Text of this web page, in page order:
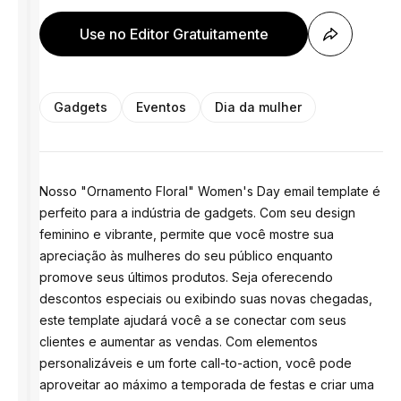
Use no Editor Gratuitamente
Gadgets Eventos Dia da mulher
Nosso "Ornamento Floral" Women's Day email template é
perfeito para a indústria de gadgets. Com seu design
feminino e vibrante, permite que você mostre sua
apreciação às mulheres do seu público enquanto
promove seus últimos produtos. Seja oferecendo
descontos especiais ou exibindo suas novas chegadas,
este template ajudará você a se conectar com seus
clientes e aumentar as vendas. Com elementos
personalizáveis e um forte call-to-action, você pode
aproveitar ao máximo a temporada de festas e criar uma